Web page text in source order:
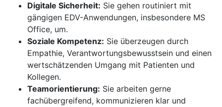
Digitale Sicherheit: Sie gehen routiniert mit
gängigen EDV-Anwendungen, insbesondere MS
Office, um.
Soziale Kompetenz: Sie überzeugen durch
Empathie, Verantwortungsbewusstsein und einen
wertschätzenden Umgang mit Patienten und
Kollegen.
Teamorientierung: Sie arbeiten gerne
fachübergreifend, kommunizieren klar und